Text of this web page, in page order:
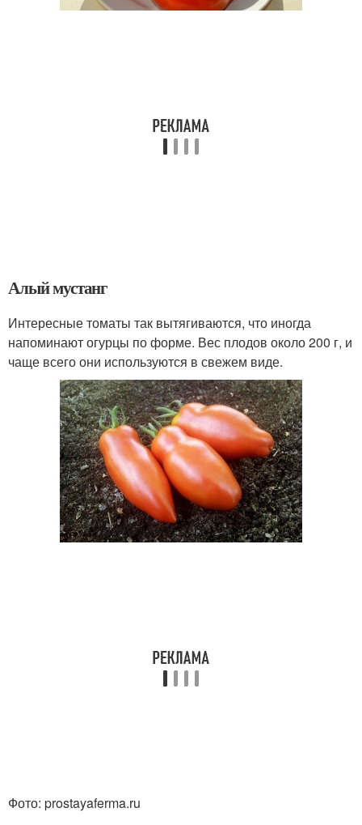
Алый мустанг
Интересные томаты так вытягиваются, что иногда
напоминают огурцы по форме. Вес плодов около 200 г, и
чаще всего они используются в свежем виде.
Фото: prostayaferma.ru